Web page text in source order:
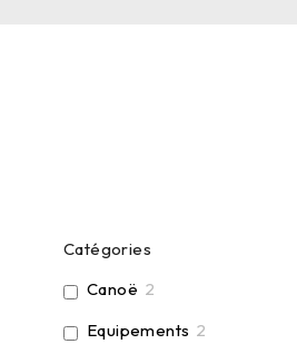
Catégories
Canoë 2
Equipements 2